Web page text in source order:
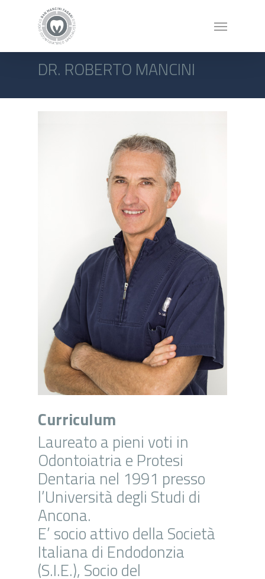
DR. ROBERTO MANCINI
Curriculum
Laureato a pieni voti in
Odontoiatria e Protesi
Dentaria nel 1991 presso
l’Università degli Studi di
Ancona.
E’ socio attivo della Società
Italiana di Endodonzia
(S.I.E.), Socio del